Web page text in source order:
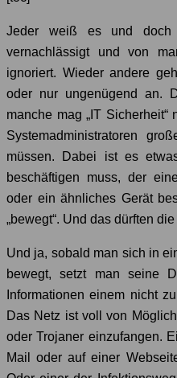
Jeder weiß es und doch
vernachlässigt und von
ignoriert. Wieder andere
oder nur ungenügend an.
manche mag „IT
Systemadministratoren
müssen. Dabei ist es
beschäftigen muss, der
oder ein ähnliches Gerät
„bewegt“. Und das dürften
Und ja, sobald man sich in
bewegt, setzt man seine
Informationen einem nicht
Das Netz ist voll von
oder Trojaner einzufangen.
Mail oder auf einer